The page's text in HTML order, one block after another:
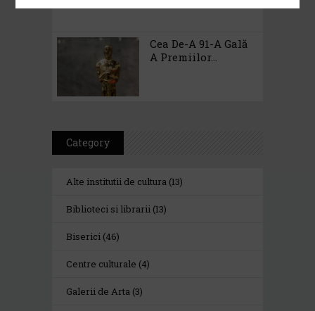
Cea De-A 91-A Gală
A Premiilor...
Category
Alte institutii de cultura (13)
Biblioteci si librarii (13)
Biserici (46)
Centre culturale (4)
Galerii de Arta (3)